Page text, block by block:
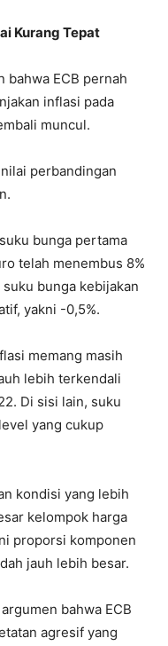
Kurang Tepat
bahwa ECB pernah
inflasi pada
muncul.
perbandingan
bunga pertama
telah menembus 8%
bunga kebijakan
yakni -0,5%.
memang masih
lebih terkendali
Di sisi lain, suku
yang cukup
kondisi yang lebih
kelompok harga
proporsi komponen
jauh lebih besar.
bahwa ECB
agresif yang